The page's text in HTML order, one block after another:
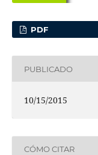
PDF
PUBLICADO
10/15/2015
CÓMO CITAR